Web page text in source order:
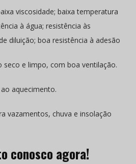
viscosidade; baixa temperatura
à água; resistência às
diluição; boa resistência à adesão
e limpo, com boa ventilação.
aquecimento.
vazamentos, chuva e insolação
conosco agora!